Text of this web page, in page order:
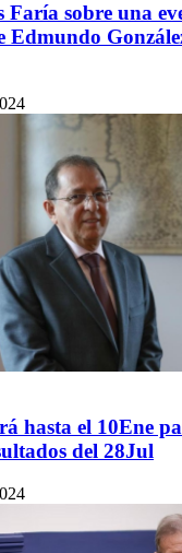
Faría sobre una
Edmundo
hasta el 10Ene
del 28Jul